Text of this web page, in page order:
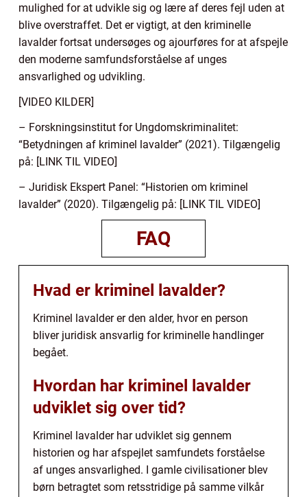
mulighed for at udvikle sig og lære af deres fejl uden at
blive overstraffet. Det er vigtigt, at den kriminelle
lavalder fortsat undersøges og ajourføres for at afspejle
den moderne samfundsforståelse af unges
ansvarlighed og udvikling.
[VIDEO KILDER]
– Forskningsinstitut for Ungdomskriminalitet:
“Betydningen af kriminel lavalder” (2021). Tilgængelig
på: [LINK TIL VIDEO]
– Juridisk Ekspert Panel: “Historien om kriminel
lavalder” (2020). Tilgængelig på: [LINK TIL VIDEO]
FAQ
Hvad er kriminel lavalder?
Kriminel lavalder er den alder, hvor en person
bliver juridisk ansvarlig for kriminelle handlinger
begået.
Hvordan har kriminel lavalder
udviklet sig over tid?
Kriminel lavalder har udviklet sig gennem
historien og har afspejlet samfundets forståelse
af unges ansvarlighed. I gamle civilisationer blev
børn betragtet som retsstridige på samme vilkår